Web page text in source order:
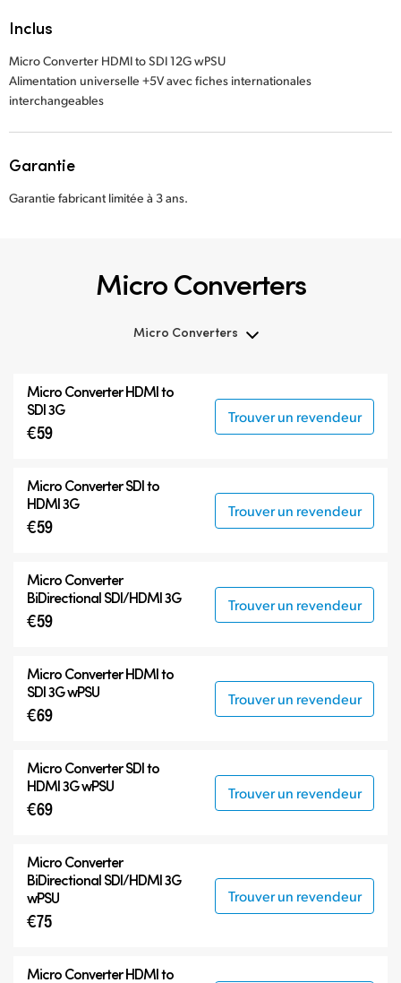
Inclus
Micro Converter HDMI to SDI 12G wPSU
Alimentation universelle +5V avec fiches internationales
interchangeables
Garantie
Garantie fabricant limitée à 3 ans.
Micro Converters
Micro Converters
Accessoires
Micro ConverterHDMI to
SDI 3G
€59
Trouver un revendeur
Micro ConverterSDI to
HDMI 3G
€59
Trouver un revendeur
Micro Converter
BiDirectional SDI/HDMI 3G
€59
Trouver un revendeur
Micro ConverterHDMI to
SDI 3G wPSU
€69
Trouver un revendeur
Micro ConverterSDI to
HDMI 3G wPSU
€69
Trouver un revendeur
Micro Converter
BiDirectional SDI/HDMI 3G
wPSU
€75
Trouver un revendeur
Micro ConverterHDMI to